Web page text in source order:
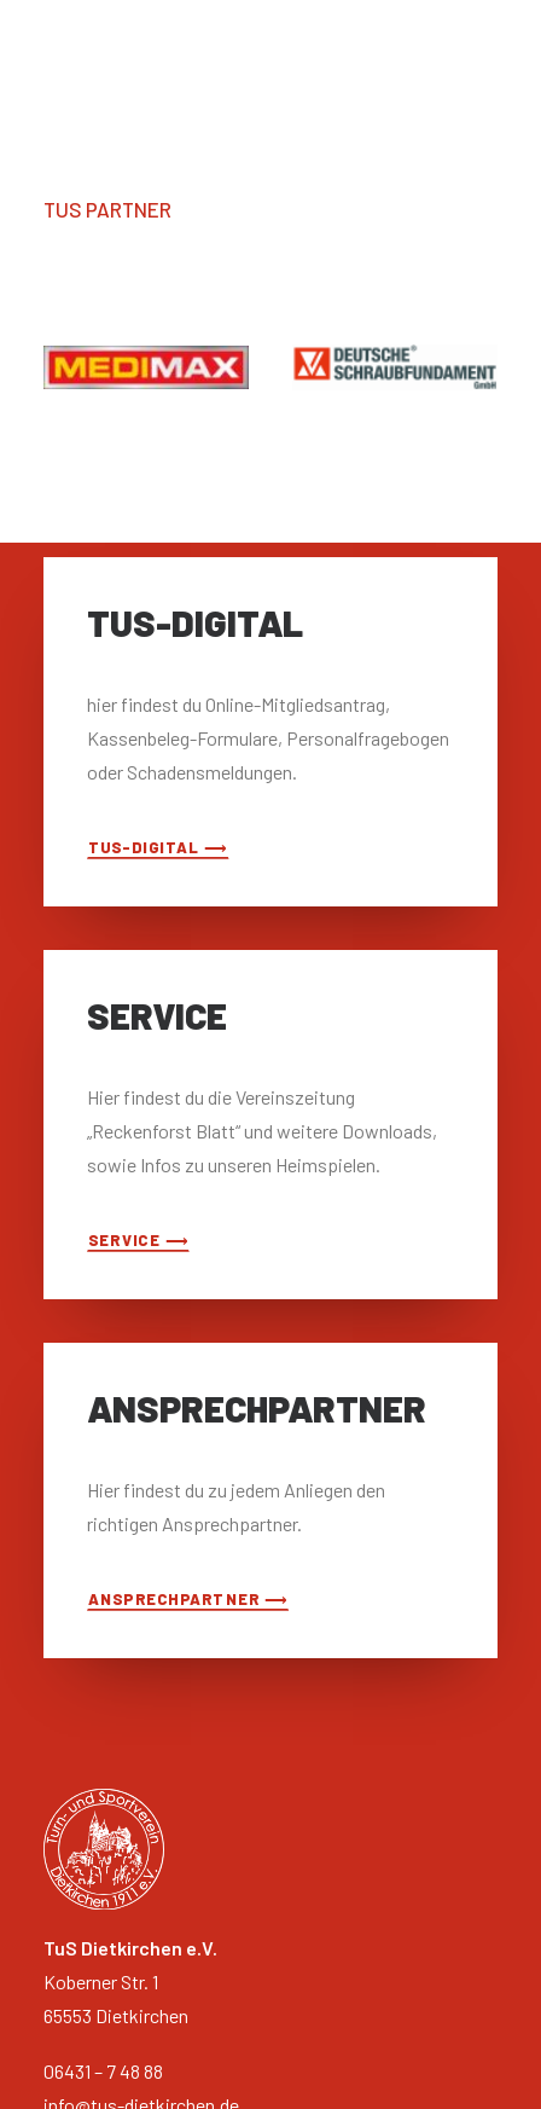
TUS PARTNER
TUS-DIGITAL
hier findest du Online-Mitgliedsantrag,
Kassenbeleg-Formulare, Personalfragebogen
oder Schadensmeldungen.
TUS-DIGITAL ⟶
SERVICE
Hier findest du die Vereinszeitung
„Reckenforst Blatt“ und weitere Downloads,
sowie Infos zu unseren Heimspielen.
SERVICE ⟶
ANSPRECH­PARTNER
Hier findest du zu jedem Anliegen den
richtigen Ansprechpartner.
ANSPRECHPARTNER ⟶
TuS Dietkirchen e.V.
Koberner Str. 1
65553 Dietkirchen
06431 – 7 48 88